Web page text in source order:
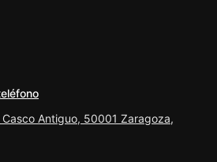
Casco Antiguo, 50001 Zaragoza,